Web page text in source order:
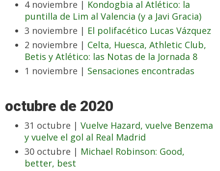
4 noviembre | Kondogbia al Atlético: la
puntilla de Lim al Valencia (y a Javi Gracia)
3 noviembre | El polifacético Lucas Vázquez
2 noviembre | Celta, Huesca, Athletic Club,
Betis y Atlético: las Notas de la Jornada 8
1 noviembre | Sensaciones encontradas
octubre de 2020
31 octubre | Vuelve Hazard, vuelve Benzema
y vuelve el gol al Real Madrid
30 octubre | Michael Robinson: Good,
better, best